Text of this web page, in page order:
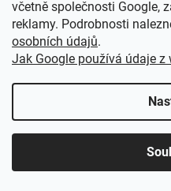
včetně společnosti Google,
reklamy. Podrobnosti
osobních údajů.
Jak Google používá údaje z
Stylová Minecraft láhev na